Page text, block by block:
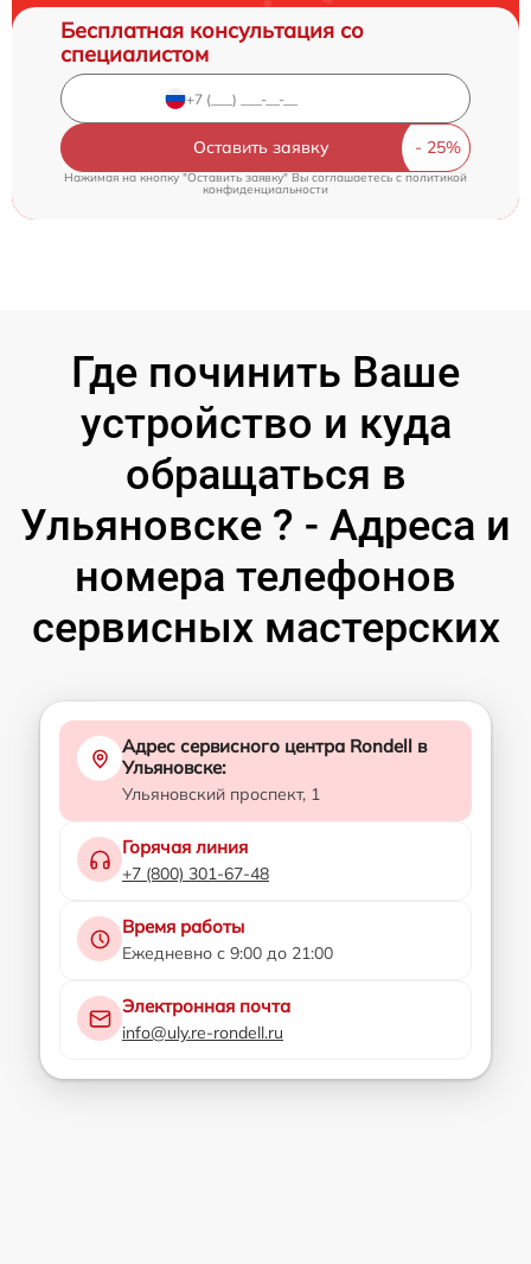
Бесплатная консультация со
специалистом
Оставить заявку
Нажимая на кнопку "Оставить заявку" Вы соглашаетесь cполитикой
конфиденциальности
Где починить Ваше
устройство и куда
обращаться в
Ульяновске ? - Адреса и
номера телефонов
сервисных мастерских
Адрес сервисного центра Rondell в
Ульяновске:
Ульяновский проспект, 1
Горячая линия
+7 (800) 301-67-48
Время работы
Ежедневно с 9:00 до 21:00
Электронная почта
info@uly.re-rondell.ru